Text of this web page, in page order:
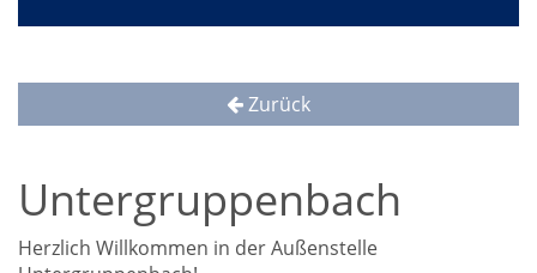
Zurück
Untergruppenbach
Herzlich Willkommen in der Außenstelle